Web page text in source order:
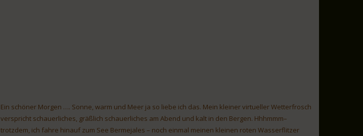
Ein schöner Morgen …. Sonne, warm und Meer ja so liebe ich das. Mein kleiner virtueller Wetterfrosch
verspricht schauerliches, gräßlich schauerliches am Abend und kalt in den Bergen. Hhhmmm–
trotzdem, ich fahre hinauf zum See Bermejales – noch einmal meinen kleinen roten Wasserflitzer